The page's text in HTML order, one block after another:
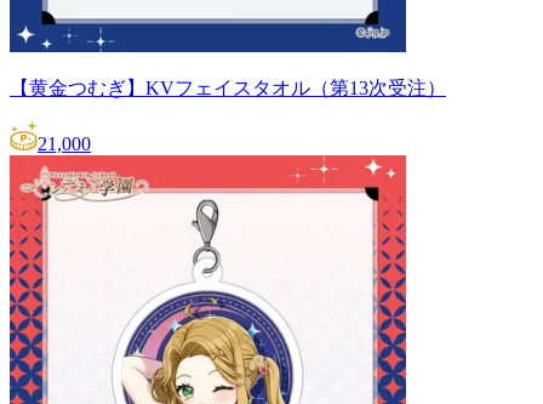
【黄金つむぎ】KVフェイスタオル（第13次受注）
21,000